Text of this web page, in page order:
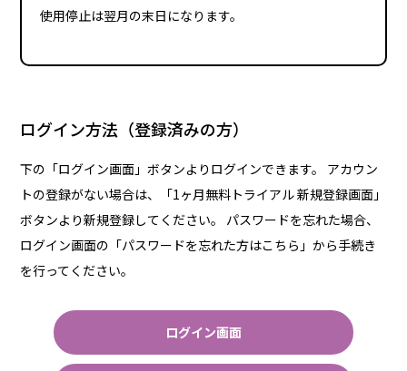
使用停止は翌月の末日になります。
ログイン方法（登録済みの方）
下の「ログイン画面」ボタンよりログインできます。 アカウン
トの登録がない場合は、「1ヶ月無料トライアル 新規登録画面」
ボタンより新規登録してください。 パスワードを忘れた場合、
ログイン画面の「パスワードを忘れた方はこちら」から手続き
を行ってください。
ログイン画面